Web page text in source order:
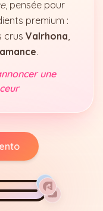
, pensée pour
premium :
crus Valrhona
.
une